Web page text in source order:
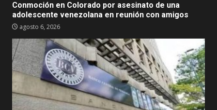
Conmoción en Colorado por asesinato de una
adolescente venezolana en reunión con amigos
agosto 6, 2026